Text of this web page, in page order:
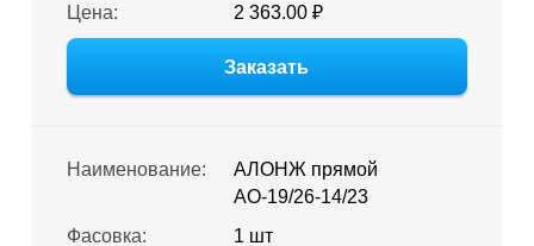
Цена:
2 363.00 ₽
Заказать
Наименование:
АЛОНЖ прямой
АО-19/26-14/23
Фасовка:
1 шт